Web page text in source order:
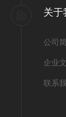
关于
公司
企业
联系